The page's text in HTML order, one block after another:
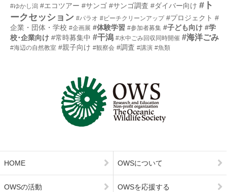
#ゆかし潟 #エコツアー #サンゴ #サンゴ調査 #ダイバー向け #ト
ークセッション #パラオ #ビーチクリーンアップ #プロジェクト #
企業・団体・学校 #企画展 #体験学習 #参加者募集 #子ども向け #学
校･企業向け #常時募集中 #干潟 #水中ごみ回収同時開催 #海洋ごみ
#海辺の自然教室 #親子向け #観察会 #調査 #講演 #魚類
HOME
OWSの活動
OWSについて
OWSを応援する